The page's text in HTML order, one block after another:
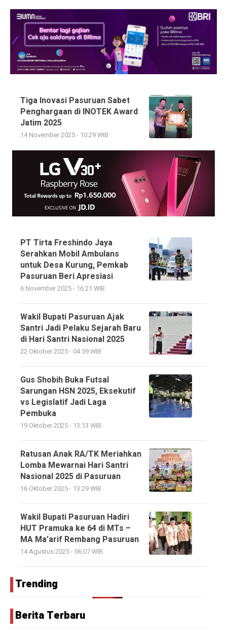
Tiga Inovasi Pasuruan Sabet
Penghargaan di INOTEK Award
Jatim 2025
14 November 2025 - 10:29 WIB
PT Tirta Freshindo Jaya
Serahkan Mobil Ambulans
untuk Desa Kurung, Pemkab
Pasuruan Beri Apresiasi
6 November 2025 - 16:21 WIB
Wakil Bupati Pasuruan Ajak
Santri Jadi Pelaku Sejarah Baru
di Hari Santri Nasional 2025
22 Oktober 2025 - 04:59 WIB
Gus Shobih Buka Futsal
Sarungan HSN 2025, Eksekutif
vs Legislatif Jadi Laga
Pembuka
19 Oktober 2025 - 13:13 WIB
Ratusan Anak RA/TK Meriahkan
Lomba Mewarnai Hari Santri
Nasional 2025 di Pasuruan
16 Oktober 2025 - 13:29 WIB
Wakil Bupati Pasuruan Hadiri
HUT Pramuka ke 64 di MTs –
MA Ma’arif Rembang Pasuruan
14 Agustus 2025 - 06:07 WIB
Trending
Berita Terbaru